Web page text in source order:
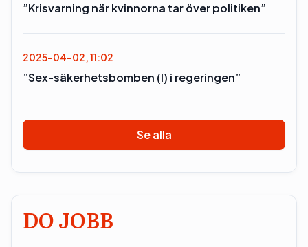
”Krisvarning när kvinnorna tar över politiken”
2025-04-02, 11:02
”Sex-säkerhetsbomben (l) i regeringen”
Se alla
DO JOBB